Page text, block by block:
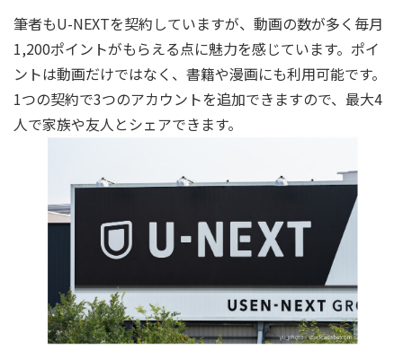
筆者もU-NEXTを契約していますが、動画の数が多く毎月
1,200ポイントがもらえる点に魅力を感じています。ポイ
ントは動画だけではなく、書籍や漫画にも利用可能です。
1つの契約で3つのアカウントを追加できますので、最大4
人で家族や友人とシェアできます。